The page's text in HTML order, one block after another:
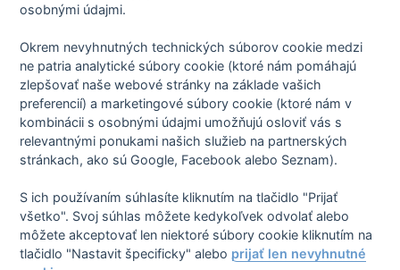
Overený pacient
Vše super :-)
Preložiť túto recenziu! Zdieľať
Zásady spracovania osobných údajov
Zmluvné podmienky
O nás
mExpe CZmExpe SKmExpe DEmExpe EN
osobnými údajmi.
Okrem nevyhnutných technických súborov cookie medzi
ne patria analytické súbory cookie (ktoré nám pomáhajú
zlepšovať naše webové stránky na základe vašich
preferencií) a marketingové súbory cookie (ktoré nám v
kombinácii s osobnými údajmi umožňujú osloviť vás s
relevantnými ponukami našich služieb na partnerských
stránkach, ako sú Google, Facebook alebo Seznam).
S ich používaním súhlasíte kliknutím na tlačidlo "Prijať
všetko". Svoj súhlas môžete kedykoľvek odvolať alebo
môžete akceptovať len niektoré súbory cookie kliknutím na
tlačidlo "Nastavit špecificky" alebo prijať len nevyhnutné